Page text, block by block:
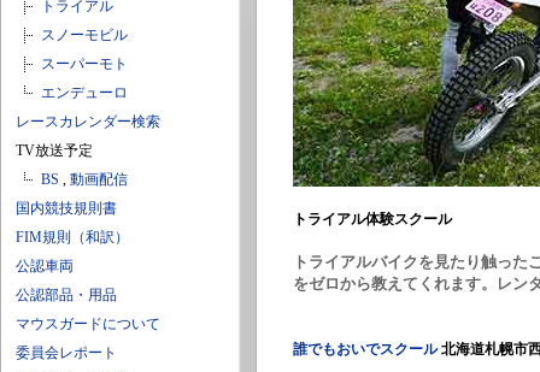
トライアル
スノーモビル
スーパーモト
エンデューロ
レースカレンダー検索
TV放送予定
BS , 動画配信
国内競技規則書
FIM規則（和訳）
公認車両
公認部品・用品
マウスガードについて
委員会レポート
トライアル体験スクール
トライアルバイクを見たり触っ
をゼロから教えてくれます。レン
誰でもおいでスクール北海道札幌市